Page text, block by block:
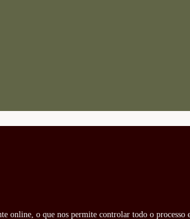
online, o que nos permite controlar todo o